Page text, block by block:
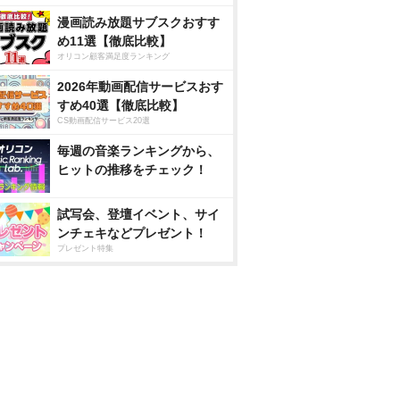
漫画読み放題サブスクおすす
め11選【徹底比較】
オリコン顧客満足度ランキング
2026年動画配信サービスおす
すめ40選【徹底比較】
CS動画配信サービス20選
毎週の音楽ランキングから、
ヒットの推移をチェック！
試写会、登壇イベント、サイ
ンチェキなどプレゼント！
プレゼント特集